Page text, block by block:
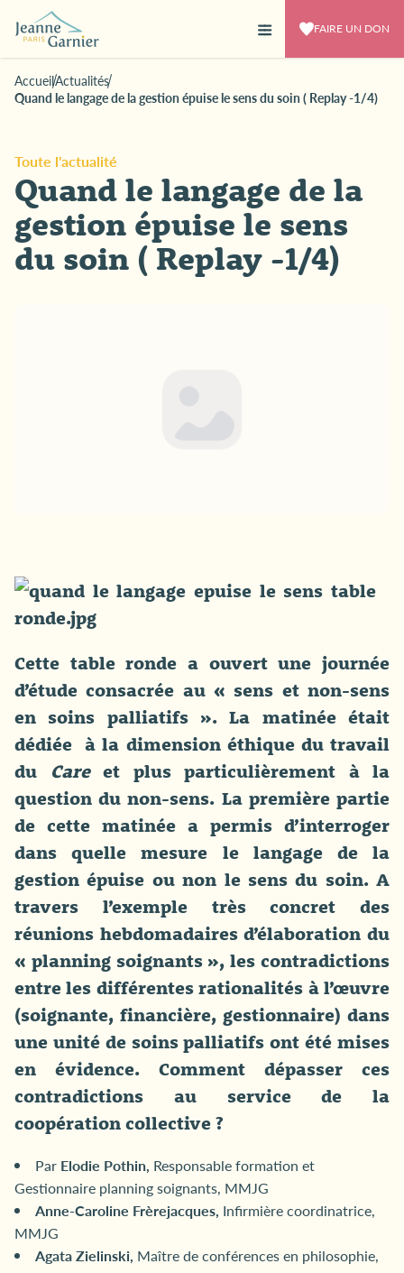
FAIRE UN DON
AccueilActualités
Quand le langage de la gestion épuise le sens du soin ( Replay -1/4)
Toute l'actualité
Quand le langage de la
gestion épuise le sens
du soin ( Replay -1/4)
Cette table ronde a ouvert une journée
d’étude consacrée au « sens et non-sens
en soins palliatifs ». La matinée était
dédiée à la dimension éthique du travail
du Care et plus particulièrement à la
question du non-sens. La première partie
de cette matinée a permis d’interroger
dans quelle mesure le langage de la
gestion épuise ou non le sens du soin. A
travers l’exemple très concret des
réunions hebdomadaires d’élaboration du
« planning soignants », les contradictions
entre les différentes rationalités à l’œuvre
(soignante, financière, gestionnaire) dans
une unité de soins palliatifs ont été mises
en évidence. Comment dépasser ces
contradictions au service de la
coopération collective ?
Par Elodie Pothin, Responsable formation et
Gestionnaire planning soignants, MMJG
Anne-Caroline Frèrejacques, Infirmière coordinatrice,
MMJG
Agata Zielinski, Maître de conférences en philosophie,